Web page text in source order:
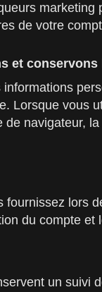
de votre
et
Lorsque vous
de navigateur,
fournissez lors
du compte et
un suivi